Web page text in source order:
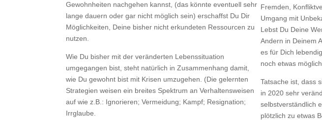
Gewohnheiten nachgehen kannst, (das könnte eventuell sehr
lange dauern oder gar nicht möglich sein) erschaffst Du Dir
Möglichkeiten, Deine bisher nicht erkundeten Ressourcen zu
nutzen.
Wie Du bisher mit der veränderten Lebenssituation
umgegangen bist, steht natürlich in Zusammenhang damit,
wie Du gewohnt bist mit Krisen umzugehen. (Die gelernten
Strategien weisen ein breites Spektrum an Verhaltensweisen
auf wie z.B.: Ignorieren; Vermeidung; Kampf; Resignation;
Irrglaube.
Fremden,
Umgang mit
Lebst Du Deine
Andern in Deinem
es für Dich
noch etwas
Tatsache ist, dass
in 2020 sehr
selbstverständlich
plötzlich zu etwas